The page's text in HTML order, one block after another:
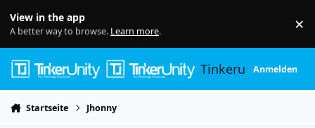
View in the app
A better way to browse. Learn more. ×
TinkerunityAnmelden
Startseite Jhonny